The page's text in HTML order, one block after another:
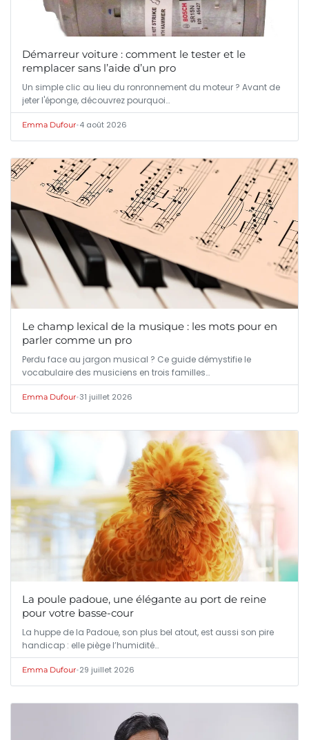
Démarreur voiture : comment le tester et le
remplacer sans l’aide d’un pro
Un simple clic au lieu du ronronnement du moteur ? Avant de
jeter l'éponge, découvrez pourquoi…
Emma Dufour•4 août 2026
Le champ lexical de la musique : les mots pour en
parler comme un pro
Perdu face au jargon musical ? Ce guide démystifie le
vocabulaire des musiciens en trois familles…
Emma Dufour•31 juillet 2026
La poule padoue, une élégante au port de reine
pour votre basse-cour
La huppe de la Padoue, son plus bel atout, est aussi son pire
handicap : elle piège l’humidité…
Emma Dufour•29 juillet 2026